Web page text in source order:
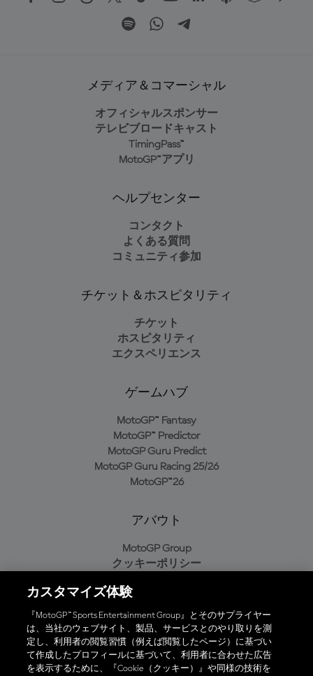
メディア＆コマーシャル
オフィシャルスポンサー
テレビブロードキャスト
TimingPass™
MotoGP™アプリ
ヘルプセンター
コンタクト
よくある質問
コミュニティ参加
チケット＆ホスピタリティ
チケット
ホスピタリティ
エクスペリエンス
ゲームハブ
MotoGP™ Fantasy
MotoGP™ Predictor
MotoGP Guru Predict
MotoGP Guru Racing 25/26
MotoGP™26
アバウト
MotoGP Group
クッキーポリシー
プライバシーポリシー
購入ポリシー
オフィシャルアプリ
カスタマイズ体験
『MotoGP™ Sports Entertainment Group』とそのサプライヤー
は、当社のウェブサイト、製品、サービスとのやり取りを測
定し、利用者の閲覧習慣（例えば閲覧したページ）に基づい
て作成したプロフィールに基づいて、利用者に合わせた広告
を表示するために、『Cookie（クッキー）』や同様の技術を